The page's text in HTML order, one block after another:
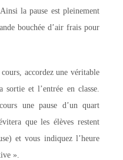
la pause est pleinement
bouchée d’air frais pour
accordez une véritable
et l’entrée en classe.
une pause d’un quart
que les élèves restent
et vous indiquez l’heure
».